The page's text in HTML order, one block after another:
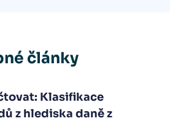
články
Klasifikace
z hlediska daně z